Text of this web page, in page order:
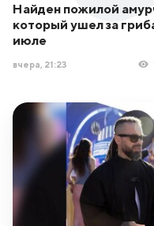
Найден пожилой
который ушел за
июле
вчера, 21:23